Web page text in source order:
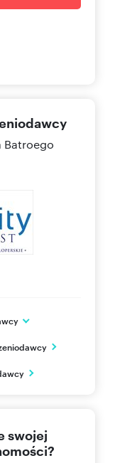
Batroego
telefon
swojej